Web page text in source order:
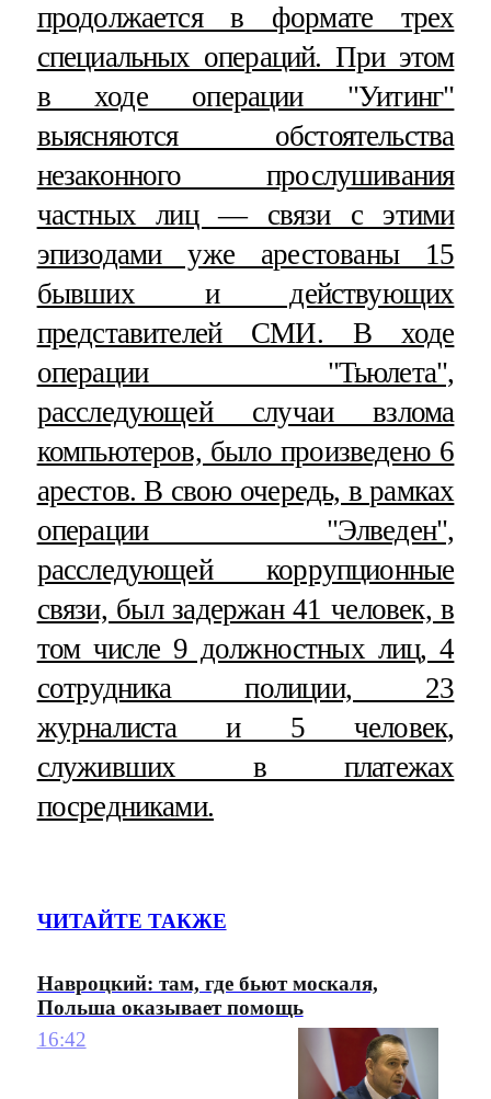
продолжается в формате трех
специальных операций. При этом
в ходе операции "Уитинг"
выясняются обстоятельства
незаконного прослушивания
частных лиц — связи с этими
эпизодами уже арестованы 15
бывших и действующих
представителей СМИ. В ходе
операции "Тьюлета",
расследующей случаи взлома
компьютеров, было произведено 6
арестов. В свою очередь, в рамках
операции "Элведен",
расследующей коррупционные
связи, был задержан 41 человек, в
том числе 9 должностных лиц, 4
сотрудника полиции, 23
журналиста и 5 человек,
служивших в платежах
посредниками.
ЧИТАЙТЕ ТАКЖЕ
Навроцкий: там, где бьют москаля,
Польша оказывает помощь
16:42